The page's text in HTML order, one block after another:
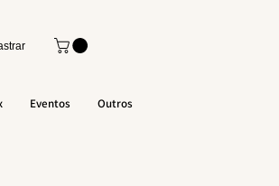
Eventos Outros